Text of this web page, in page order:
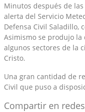
Minutos después de
alerta del Servicio
Defensa Civil Saladillo,
Asimismo se produjo
algunos sectores de la
Cristo.
Una gran cantidad de
Civil que puso a
Compartir en redes